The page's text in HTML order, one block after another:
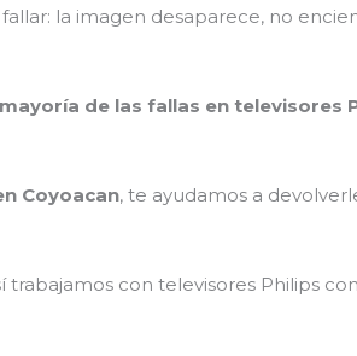
la imagen desaparece, no
de las fallas en televisores
Coyoacan, te ayudamos a
con televisores Philips